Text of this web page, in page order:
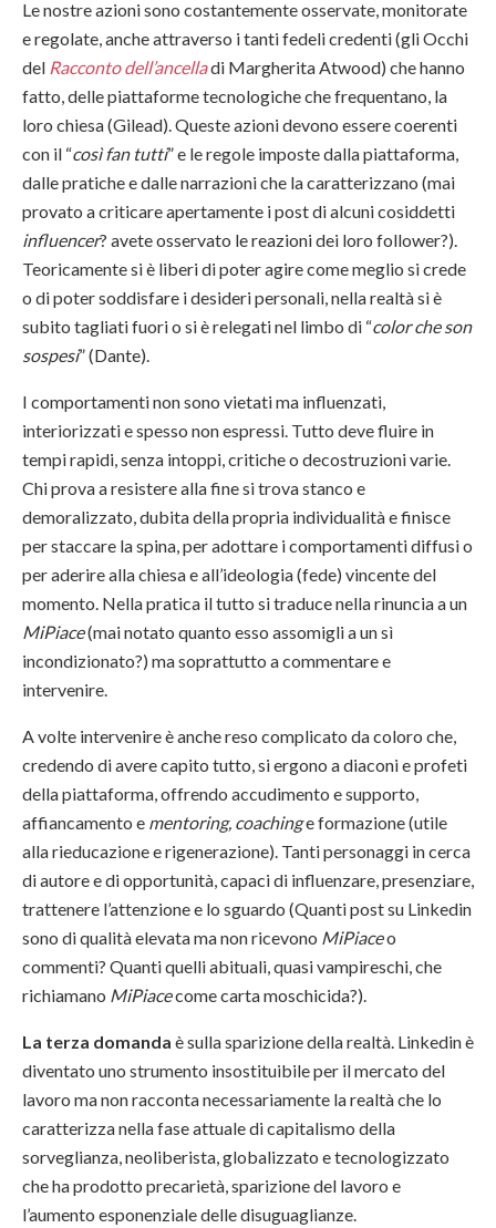
Le nostre azioni sono costantemente osservate, monitorate
e regolate, anche attraverso i tanti fedeli credenti (gli Occhi
del Racconto dell’ancelladi Margherita Atwood) che hanno
fatto, delle piattaforme tecnologiche che frequentano, la
loro chiesa (Gilead). Queste azioni devono essere coerenti
con il “così fan tutti” e le regole imposte dalla piattaforma,
dalle pratiche e dalle narrazioni che la caratterizzano (mai
provato a criticare apertamente i post di alcuni cosiddetti
influencer? avete osservato le reazioni dei loro follower?).
Teoricamente si è liberi di poter agire come meglio si crede
o di poter soddisfare i desideri personali, nella realtà si è
subito tagliati fuori o si è relegati nel limbo di “color che son
sospesi” (Dante).
I comportamenti non sono vietati ma influenzati,
interiorizzati e spesso non espressi. Tutto deve fluire in
tempi rapidi, senza intoppi, critiche o decostruzioni varie.
Chi prova a resistere alla fine si trova stanco e
demoralizzato, dubita della propria individualità e finisce
per staccare la spina, per adottare i comportamenti diffusi o
per aderire alla chiesa e all’ideologia (fede) vincente del
momento. Nella pratica il tutto si traduce nella rinuncia a un
MiPiace(mai notato quanto esso assomigli a un sì
incondizionato?) ma soprattutto a commentare e
intervenire.
A volte intervenire è anche reso complicato da coloro che,
credendo di avere capito tutto, si ergono a diaconi e profeti
della piattaforma, offrendo accudimento e supporto,
affiancamento e mentoring, coachinge formazione (utile
alla rieducazione e rigenerazione). Tanti personaggi in cerca
di autore e di opportunità, capaci di influenzare, presenziare,
trattenere l’attenzione e lo sguardo (Quanti post su Linkedin
sono di qualità elevata ma non ricevono MiPiaceo
commenti? Quanti quelli abituali, quasi vampireschi, che
richiamano MiPiacecome carta moschicida?).
La terza domanda è sulla sparizione della realtà. Linkedin è
diventato uno strumento insostituibile per il mercato del
lavoro ma non racconta necessariamente la realtà che lo
caratterizza nella fase attuale di capitalismo della
sorveglianza, neoliberista, globalizzato e tecnologizzato
che ha prodotto precarietà, sparizione del lavoro e
l’aumento esponenziale delle disuguaglianze.